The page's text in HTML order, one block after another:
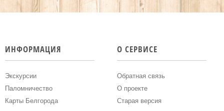
ИНФОРМАЦИЯ
Экскурсии
Паломничество
Карты Белгорода
О СЕРВИСЕ
Обратная связь
О проекте
Старая версия